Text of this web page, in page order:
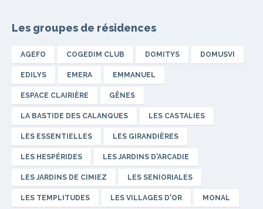
Les groupes de résidences
AGEFO COGEDIM CLUB DOMITYS DOMUSVI
EDILYS EMERA EMMANUEL
ESPACE CLAIRIÈRE GÊNES
LA BASTIDE DES CALANQUES LES CASTALIES
LES ESSENTIELLES LES GIRANDIÈRES
LES HESPÉRIDES LES JARDINS D'ARCADIE
LES JARDINS DE CIMIEZ LES SENIORIALES
LES TEMPLITUDES LES VILLAGES D'OR MONAL